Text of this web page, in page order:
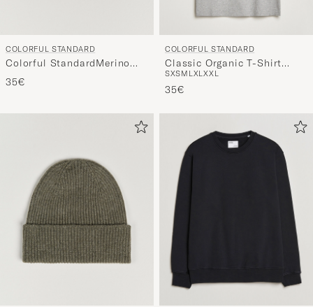
COLORFUL STANDARD
Colorful StandardMerino
Wool BeanieNavy Blue
35€
COLORFUL STANDARD
Classic Organic T-Shirt
Heather Grey
SXSM LXLXXL
35€